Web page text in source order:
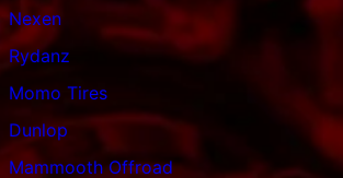
Nexen
Rydanz
Momo Tires
Dunlop
Mammooth Offroad